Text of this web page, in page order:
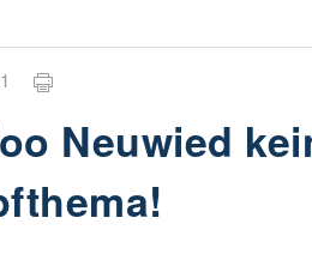
Neuwied